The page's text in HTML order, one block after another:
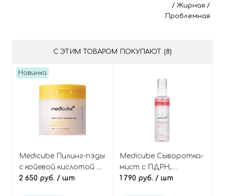
/ Жирная /
Проблемная
С ЭТИМ ТОВАРОМ ПОКУПАЮТ (8)
Новинка
Medicube Пилинг-пэды
с койевой кислотой и
экстрактом куркумы,
2 650 руб. / шт
Medicube Сыворотка-
мист с ПДРН,
пептидами и
1 790 руб. / шт